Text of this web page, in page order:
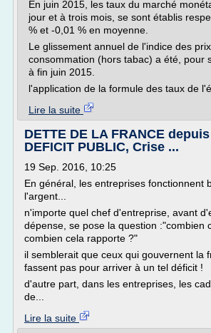
En juin 2015, les taux du marché
jour et à trois mois, se sont établis
% et -0,01 % en moyenne.
Le glissement annuel de l'indice des
consommation (hors tabac) a été, pour
à fin juin 2015.
l'application de la formule des taux de
Lire la suite
DETTE DE LA FRANCE
DEFICIT PUBLIC, Crise ...
19 Sep. 2016, 10:25
En général, les entreprises fonctionnent
l'argent...
n'importe quel chef d'entreprise, avant
dépense, se pose la question :"combien
combien cela rapporte ?"
il semblerait que ceux qui gouvernent la
fassent pas pour arriver à un tel déficit !
d'autre part, dans les entreprises, les
de...
Lire la suite